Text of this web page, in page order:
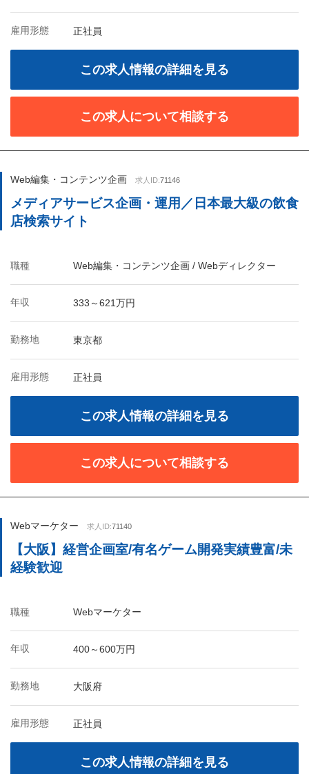
雇用形態 正社員
この求人情報の詳細を見る
この求人について相談する
Web編集・コンテンツ企画 求人ID:71146
メディアサービス企画・運用／日本最大級の飲食
店検索サイト
職種 Web編集・コンテンツ企画 / Webディレクター
年収 333～621万円
勤務地 東京都
雇用形態 正社員
この求人情報の詳細を見る
この求人について相談する
Webマーケター 求人ID:71140
【大阪】経営企画室/有名ゲーム開発実績豊富/未
経験歓迎
職種 Webマーケター
年収 400～600万円
勤務地 大阪府
雇用形態 正社員
この求人情報の詳細を見る